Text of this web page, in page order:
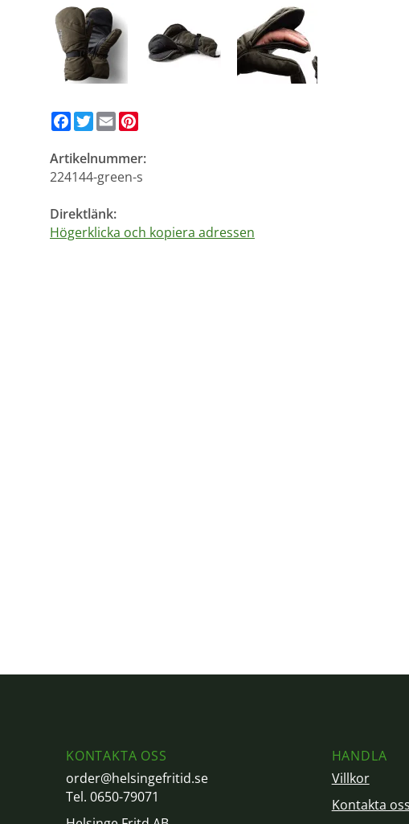
Facebook
Twitter
Email
Artikelnummer:
224144-green-s
Direktlänk:
Högerklicka och kopiera adressen
KONTAKTA OSS
order@helsingefritid.se
Tel. 0650-79071
HANDLA
Villkor
Kontakta oss